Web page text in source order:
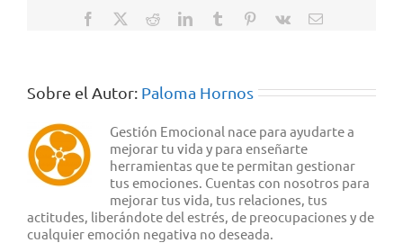
Facebook RedditLinkedInTumblr Pinterest
Vk
Correo
Sobre el Autor: Paloma Hornos
Gestión Emocional nace para ayudarte a
mejorar tu vida y para enseñarte
herramientas que te permitan gestionar
tus emociones. Cuentas con nosotros para
mejorar tus vida, tus relaciones, tus
actitudes, liberándote del estrés, de preocupaciones y de
cualquier emoción negativa no deseada.